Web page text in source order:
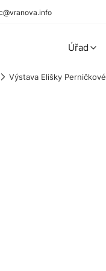
Úřad
Výstava Elišky Perničkové